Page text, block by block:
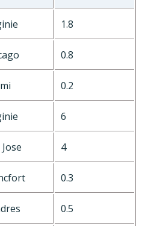
1.8
0.8
0.2
6
4
0.3
0.5